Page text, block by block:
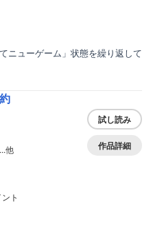
ニューゲーム」状態を繰り返して
他
ト
試し読み
作品詳細